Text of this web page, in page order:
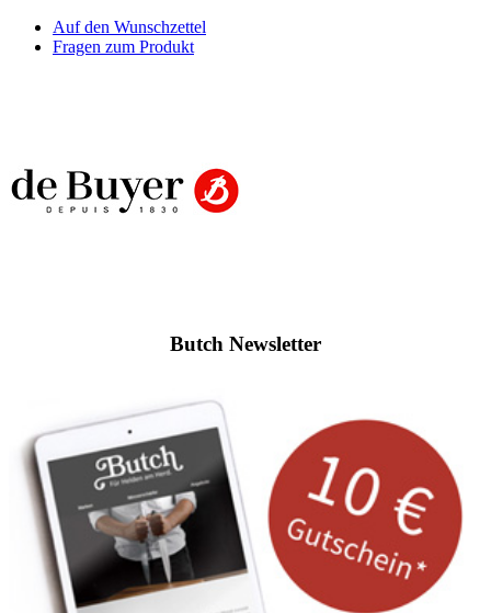
Auf den Wunschzettel
Fragen zum Produkt
Butch Newsletter